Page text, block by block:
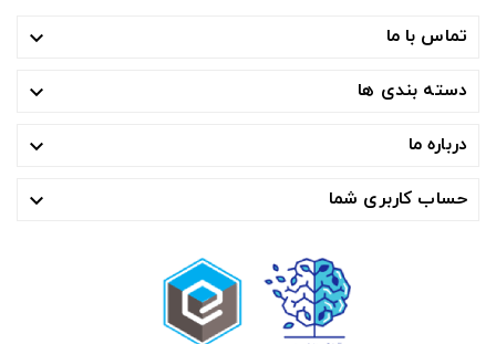
تماس با ما 
دسته بندی ها 
درباره ما 
حساب کاربری شما 